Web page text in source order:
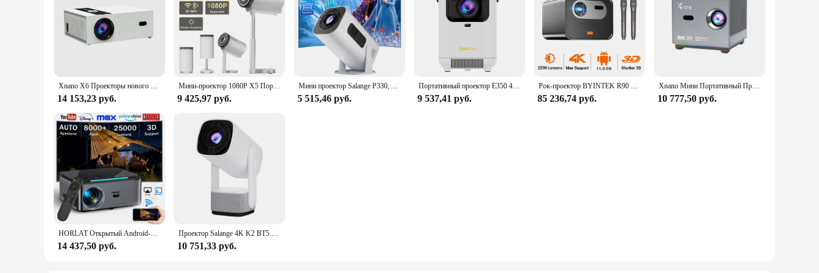
Xnano X6 Проекторы нового продукта Full HD 1080P 380 ANSI Люмен Видео Домашний кинотеатр Android 13 5G WiFi BT5.2 Проектор со светодиодным лучом
14 153,23 руб.
Мини-проектор 1080P X5 Портативный 4K видеопроектор для домашнего кинотеатра, совместимый с Samsung Xiaomi и iOS
9 425,97 руб.
Мини проектор Salange P330, Android 11, 300 ANSI, 4K, 8K, 1080P, Wifi6, BT5.0, портативный проектор для домашнего кинотеатра
5 515,46 руб.
Портативный проектор E350 4K для домашнего кинотеатра, наружный двухдиапазонный Wi-Fi 6 BT5.0 120 ANSI BT5.0 HD 4K 1280x720P проектор
9 537,41 руб.
Рок-проектор BYINTEK R90 4K Full HD 1080P 2200 ANSI Android TV 11.0 WiFi Bluetooth с динамиком 10 Вт 3D-проектор для домашнего кинотеатра
85 236,74 руб.
Xnano Мини Портативный Проектор 4K Full HD 1080P Native X3 FHD Beam 8K Видео Android Проектор Кино Домашний Театр Звуковая Система
10 777,50 руб.
HORLAT Открытый Android-проектор Full HD 1080P 4K Видео Автофокус и Keystone Домашний кинотеатр 5G WiFi Портативный ТВ-проектор
14 437,50 руб.
Проектор Salange 4K K2 BT5.2 WIFI6 Smart Android 11, встроенный аккумулятор 5200 мАч, 10 Вт, динамик с RGB проектором
10 751,33 руб.